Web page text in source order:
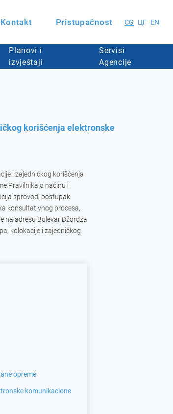
Kontakt Pristupačnost CG ЦГ EN
Planovi i
izvještaji
Servisi
Agencije
korišćenja elektronske
i zajedničkog korišćenja
Pravilnika o načinu i
sprovodi postupak
konsultativnog procesa,
na adresu Bulevar Džordža
kolokacije i zajedničkog
opreme
komunikacione